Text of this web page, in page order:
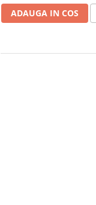
ADAUGA IN COS